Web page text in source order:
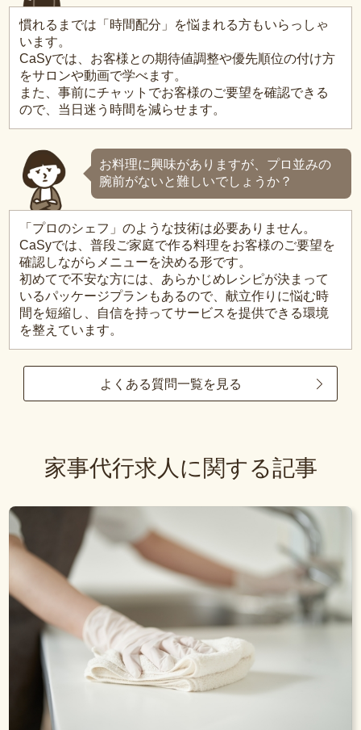
慣れるまでは「時間配分」を悩まれる方もいらっしゃ
います。
CaSyでは、お客様との期待値調整や優先順位の付け方
をサロンや動画で学べます。
また、事前にチャットでお客様のご要望を確認できる
ので、当日迷う時間を減らせます。
お料理に興味がありますが、プロ並みの
腕前がないと難しいでしょうか？
「プロのシェフ」のような技術は必要ありません。
CaSyでは、普段ご家庭で作る料理をお客様のご要望を
確認しながらメニューを決める形です。
初めてで不安な方には、あらかじめレシピが決まって
いるパッケージプランもあるので、献立作りに悩む時
間を短縮し、自信を持ってサービスを提供できる環境
を整えています。
よくある質問一覧を見る
家事代行求人に関する記事